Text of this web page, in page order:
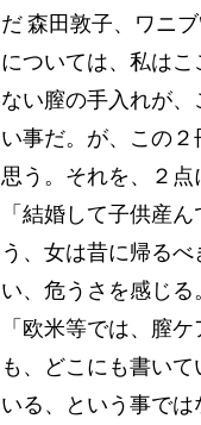
だ 森田敦子、ワニ
については、私は
ない膣の手入れが
い事だ。が、この
思う。それを、２点
「結婚して子供産
う、女は昔に帰る
い、危うさを感じる
「欧米等では、膣
も、どこにも書い
いる、という事で